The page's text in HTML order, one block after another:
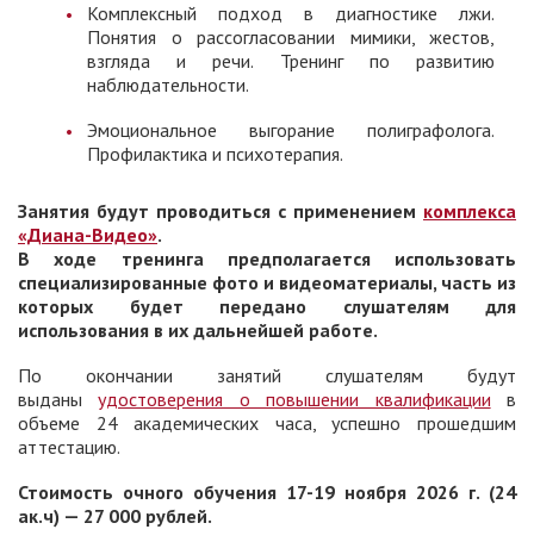
Комплексный подход в диагностике лжи.
Понятия о рассогласовании мимики, жестов,
взгляда и речи. Тренинг по развитию
наблюдательности.
Эмоциональное выгорание полиграфолога.
Профилактика и психотерапия.
Занятия будут проводиться с применением комплекса
«Диана-Видео».
В ходе тренинга предполагается использовать
специализированные фото и видеоматериалы, часть из
которых будет передано слушателям для
использования в их дальнейшей работе.
По окончании занятий слушателям будут
выданыудостоверения о повышении квалификации в
объеме 24 академических часа, успешно прошедшим
аттестацию.
Стоимость очного обучения 17-19 ноября 2026 г. (24
ак.ч) — 27 000 рублей.